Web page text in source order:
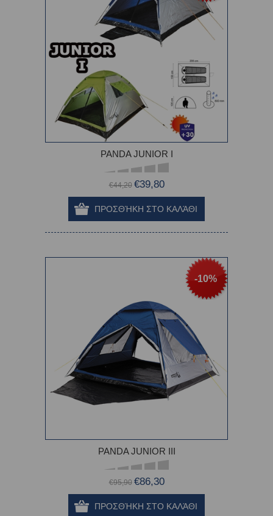
PANDA JUNIOR I
€44,20 €39,80
-10%
PANDA JUNIOR III
€95,90 €86,30